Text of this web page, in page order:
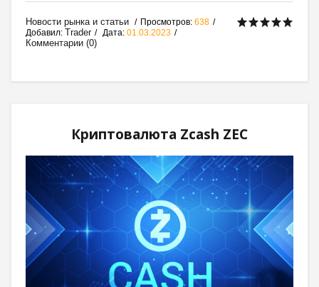
Новости рынка и статьи Просмотров: 638
Добавил: Trader Дата: 01.03.2023
Комментарии (0)
Криптовалюта Zcash ZEC